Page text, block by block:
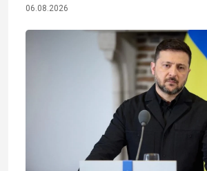
06.08.2026